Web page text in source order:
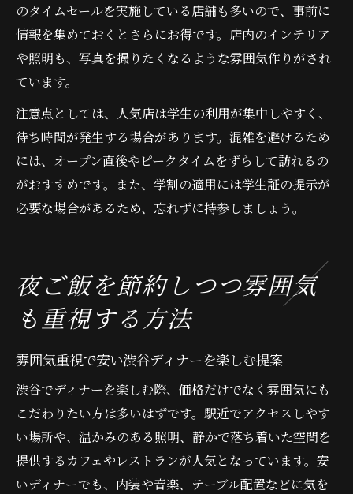
のタイムセールを実施している店舗も多いので、事前に
情報を集めておくとさらにお得です。店内のインテリア
や照明も、写真を撮りたくなるような雰囲気作りがされ
ています。
注意点としては、人気店は学生の利用が集中しやすく、
待ち時間が発生する場合があります。混雑を避けるため
には、オープン直後やピークタイムをずらして訪れるの
がおすすめです。また、学割の適用には学生証の提示が
必要な場合があるため、忘れずに持参しましょう。
夜ご飯を節約しつつ雰囲気
も重視する方法
雰囲気重視で安い渋谷ディナーを楽しむ提案
渋谷でディナーを楽しむ際、価格だけでなく雰囲気にも
こだわりたい方は多いはずです。駅近でアクセスしやす
い場所や、温かみのある照明、静かで落ち着いた空間を
提供するカフェやレストランが人気となっています。安
いディナーでも、内装や音楽、テーブル配置などに気を